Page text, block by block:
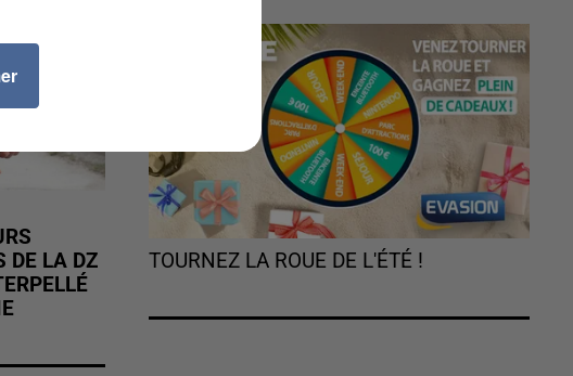
DE LA DZ
TOURNEZ LA ROUE DE L'ÉTÉ !